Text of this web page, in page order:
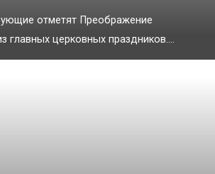
отметят Преображение
главных церковных праздников....